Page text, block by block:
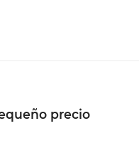
precio